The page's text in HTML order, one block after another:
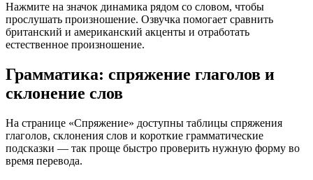
Нажмите на значок динамика рядом со словом, чтобы
прослушать произношение. Озвучка помогает сравнить
британский и американский акценты и отработать
естественное произношение.
Грамматика: спряжение глаголов и
склонение слов
На странице «Спряжение» доступны таблицы спряжения
глаголов, склонения слов и короткие грамматические
подсказки — так проще быстро проверить нужную форму во
время перевода.